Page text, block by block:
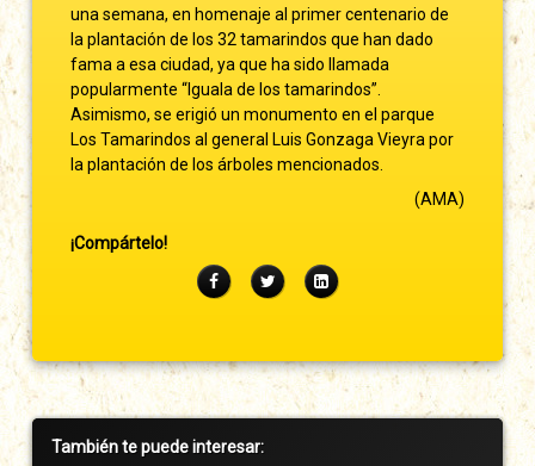
una semana, en homenaje al primer centenario de
la plantación de los 32 tamarindos que han dado
fama a esa ciudad, ya que ha sido llamada
popularmente “Iguala de los tamarindos”.
Asimismo, se erigió un monumento en el parque
Los Tamarindos al general Luis Gonzaga Vieyra por
la plantación de los árboles mencionados.
(AMA)
¡Compártelo!
FacebookTwitterLinkedIn
Barra
También te puede interesar: